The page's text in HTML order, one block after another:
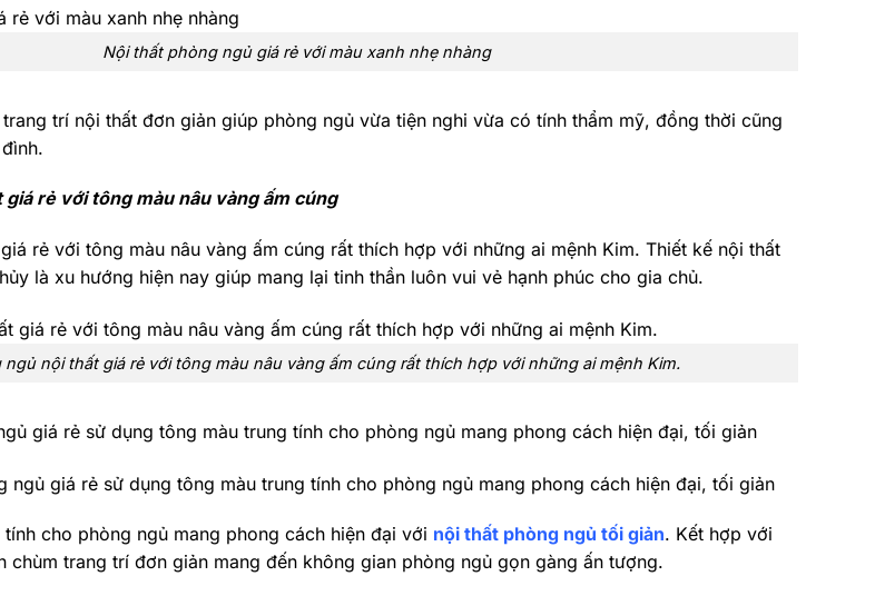
Nội thất phòng ngủ giá rẻ với màu xanh nhẹ nhàng
trí nội thất đơn giản giúp phòng ngủ vừa tiện nghi vừa có tính thẩm mỹ, đồng thời cũng
rẻ với tông màu nâu vàng ấm cúng
rẻ với tông màu nâu vàng ấm cúng rất thích hợp với những ai mệnh Kim. Thiết kế nội thất
là xu hướng hiện nay giúp mang lại tinh thần luôn vui vẻ hạnh phúc cho gia chủ.
ngủ nội thất giá rẻ với tông màu nâu vàng ấm cúng rất thích hợp với những ai mệnh Kim.
giá rẻ sử dụng tông màu trung tính cho phòng ngủ mang phong cách hiện đại, tối giản
cho phòng ngủ mang phong cách hiện đại với nội thất phòng ngủ tối giản. Kết hợp với
chùm trang trí đơn giản mang đến không gian phòng ngủ gọn gàng ấn tượng.